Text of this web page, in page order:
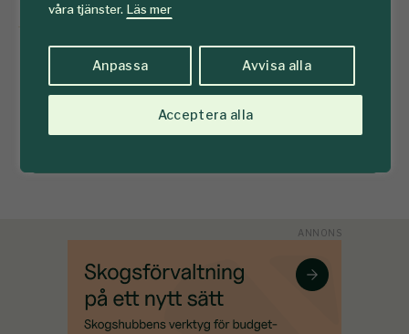
våra tjänster. Läs mer
Anpassa Avvisa alla
Acceptera alla
Redan prenumerant?
Prenumererar du redan på Tidningen Skogen? Då loggar du
in på ditt konto här: